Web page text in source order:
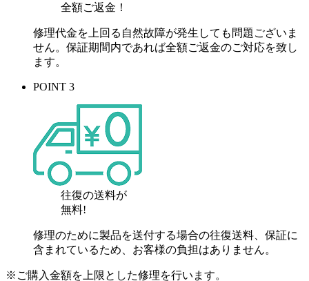
全額ご返金！
修理代金を上回る自然故障が発生しても問題ございま
せん。保証期間内であれば全額ご返金のご対応を致し
ます。
POINT 3
往復の送料が
無料!
修理のために製品を送付する場合の往復送料、保証に
含まれているため、お客様の負担はありません。
※ご購入金額を上限とした修理を行います。